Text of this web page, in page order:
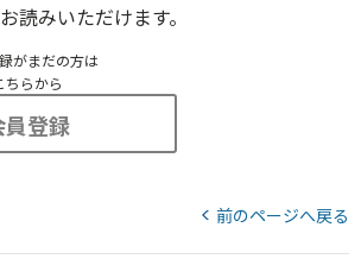
読みいただけます。
がまだの方は
ちらから
員登録
前のページへ戻る